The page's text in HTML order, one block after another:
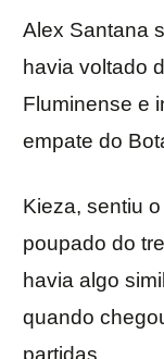
Alex Santana
havia voltado
Fluminense e
empate do
Kieza, sentiu
poupado do
havia algo
quando